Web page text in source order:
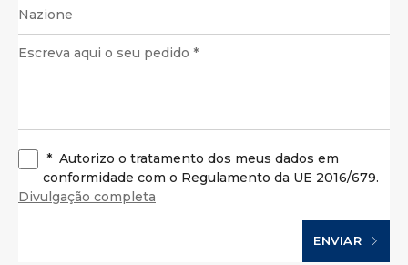
* Autorizo o tratamento dos meus dados em
conformidade com o Regulamento da UE 2016/679.
Divulgação completa
ENVIAR